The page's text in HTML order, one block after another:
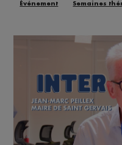
Événement
Semaines